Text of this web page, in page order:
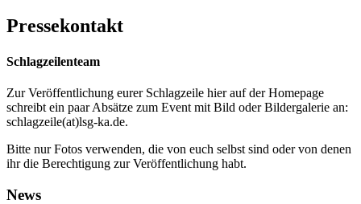
Pressekontakt
Schlagzeilenteam
Zur Veröffentlichung eurer Schlagzeile hier auf der Homepage
schreibt ein paar Absätze zum Event mit Bild oder Bildergalerie an:
schlagzeile(at)lsg-ka.de.
Bitte nur Fotos verwenden, die von euch selbst sind oder von denen
ihr die Berechtigung zur Veröffentlichung habt.
News